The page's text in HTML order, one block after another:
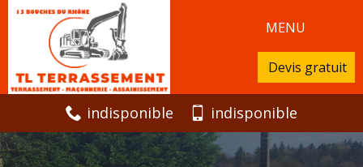
MENU
Devis gratuit
indisponible indisponible